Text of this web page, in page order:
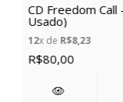
CD Freedom
Usado)
12x de R$8,23
R$80,00